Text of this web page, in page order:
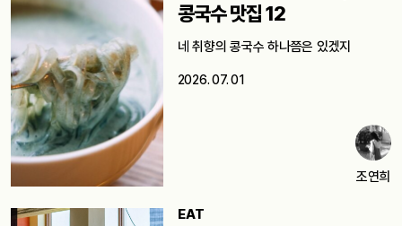
콩국수 맛집 12
네 취향의 콩국수 하나쯤은 있겠지
2026. 07. 01
조연희
EAT